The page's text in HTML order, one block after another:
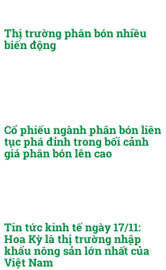
Thị trường phân bón nhiều
biến động
Cổ phiếu ngành phân bón liên
tục phá đỉnh trong bối cảnh
giá phân bón lên cao
Tin tức kinh tế ngày 17/11:
Hoa Kỳ là thị trường nhập
khẩu nông sản lớn nhất của
Việt Nam